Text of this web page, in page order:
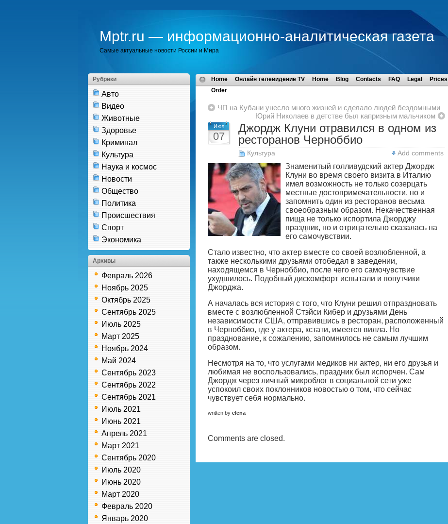
Mptr.ru — информационно-аналитическая газета
Самые актуальные новости России и Мира
Рубрики
Авто
Видео
Животные
Здоровье
Криминал
Культура
Наука и космос
Новости
Общество
Политика
Происшествия
Спорт
Экономика
Архивы
Февраль 2026
Ноябрь 2025
Октябрь 2025
Сентябрь 2025
Июль 2025
Март 2025
Ноябрь 2024
Май 2024
Сентябрь 2023
Сентябрь 2022
Сентябрь 2021
Июль 2021
Июнь 2021
Апрель 2021
Март 2021
Сентябрь 2020
Июль 2020
Июнь 2020
Март 2020
Февраль 2020
Январь 2020
Home Онлайн телевидение TV Home Blog Contacts FAQ Legal
Prices
Order
ЧП на Кубани унесло много жизней и сделало людей бездомными
Юрий Николаев в детстве был капризным мальчиком
Июл
07
Джордж Клуни отравился в одном из
ресторанов Черноббио
Культура Add comments
Знаменитый голливудский актер Джордж
Клуни во время своего визита в Италию
имел возможность не только созерцать
местные достопримечательности, но и
запомнить один из ресторанов весьма
своеобразным образом. Некачественная
пища не только испортила Джорджу
праздник, но и отрицательно сказалась на
его самочувствии.
Стало известно, что актер вместе со своей возлюбленной, а
также несколькими друзьями отобедал в заведении,
находящемся в Черноббио, после чего его самочувствие
ухудшилось. Подобный дискомфорт испытали и попутчики
Джорджа.
А началась вся история с того, что Клуни решил отпраздновать
вместе с возлюбленной Стэйси Кибер и друзьями День
независимости США, отправившись в ресторан, расположенный
в Черноббио, где у актера, кстати, имеется вилла. Но
празднование, к сожалению, запомнилось не самым лучшим
образом.
Несмотря на то, что услугами медиков ни актер, ни его друзья и
любимая не воспользовались, праздник был испорчен. Сам
Джордж через личный микроблог в социальной сети уже
успокоил своих поклонников новостью о том, что сейчас
чувствует себя нормально.
written by elena
Comments are closed.